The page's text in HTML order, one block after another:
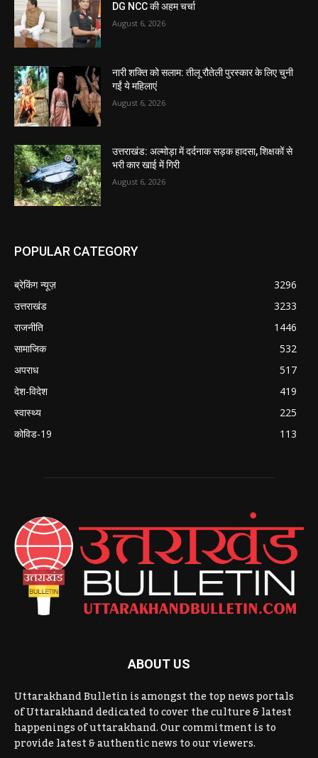
DG NCC की अहम चर्चा
August 6, 2026
नारी शक्ति को सलाम: तीलू रौतेली पुरस्कार के लिए चुनी
गईं ये महिलाएं
August 6, 2026
उत्तराखंड: अल्मोड़ा में दर्दनाक सड़क हादसा, शिक्षकों से
भरी कार खाई में गिरी
August 6, 2026
POPULAR CATEGORY
ब्रेकिंग न्यूज़
3296
उत्तराखंड
3233
राजनीति
1446
सामाजिक
532
अपराध
517
देश-विदेश
419
स्वास्थ्य
225
कोविड-19
113
ABOUT US
Uttarakhand Bulletin is amongst the top news portals
of Uttarakhand dedicated to cover the culture & latest
happenings of uttarakhand. Our commitment is to
provide latest & authentic news to our viewers.